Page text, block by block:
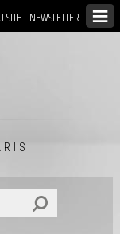
SITE NEWSLETTER